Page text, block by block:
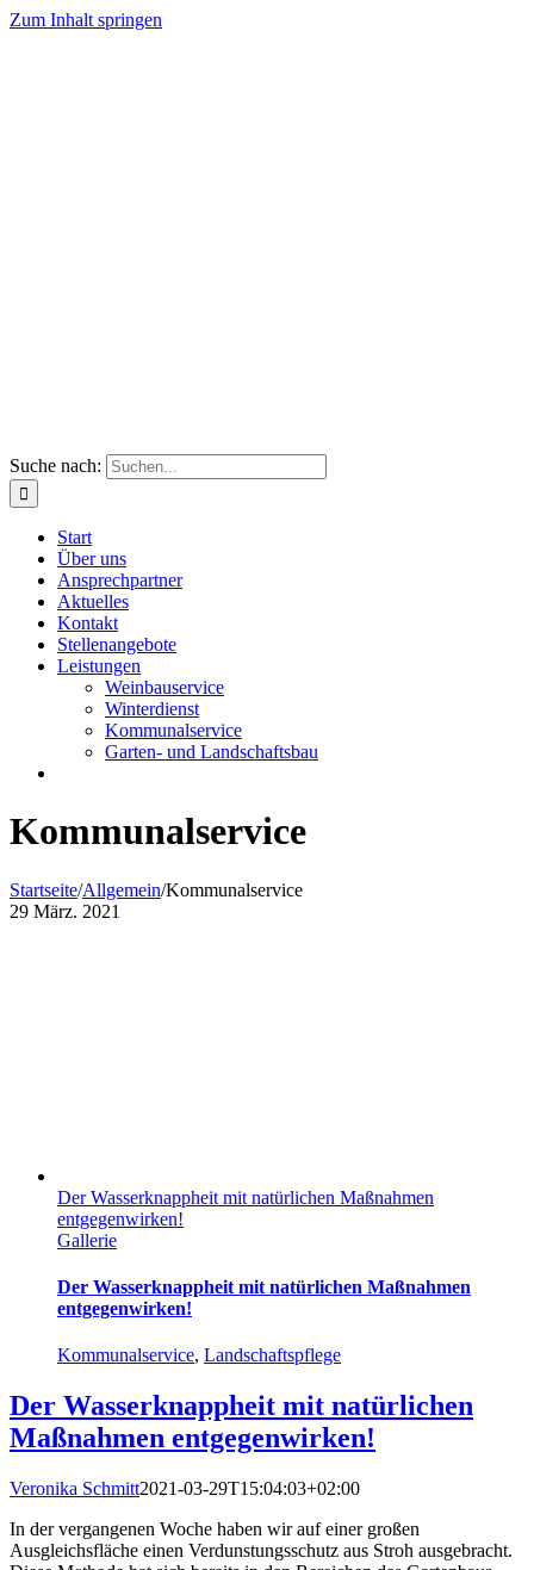
Zum Inhalt springen
Suche nach:
Start
Über uns
Ansprechpartner
Aktuelles
Kontakt
Stellenangebote
Leistungen
Weinbauservice
Winterdienst
Kommunalservice
Garten- und Landschaftsbau
Kommunalservice
Startseite/Allgemein/Kommunalservice
29 März. 2021
Der Wasserknappheit mit natürlichen Maßnahmen
entgegenwirken!
Gallerie
Der Wasserknappheit mit natürlichen Maßnahmen
entgegenwirken!
Kommunalservice, Landschaftspflege
Der Wasserknappheit mit natürlichen
Maßnahmen entgegenwirken!
Veronika Schmitt2021-03-29T15:04:03+02:00
In der vergangenen Woche haben wir auf einer großen
Ausgleichsfläche einen Verdunstungsschutz aus Stroh ausgebracht.